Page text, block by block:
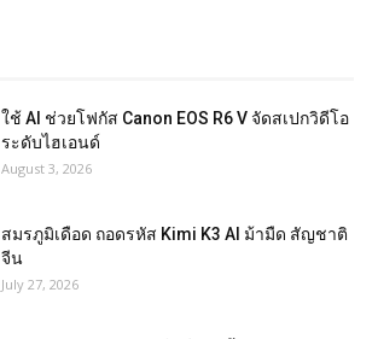
ใช้ AI ช่วยโฟกัส Canon EOS R6 V จัดสเปกวิดีโอ
ระดับไฮเอนด์
August 3, 2026
สมรภูมิเดือด ถอดรหัส Kimi K3 AI ม้ามืด สัญชาติ
จีน
July 27, 2026